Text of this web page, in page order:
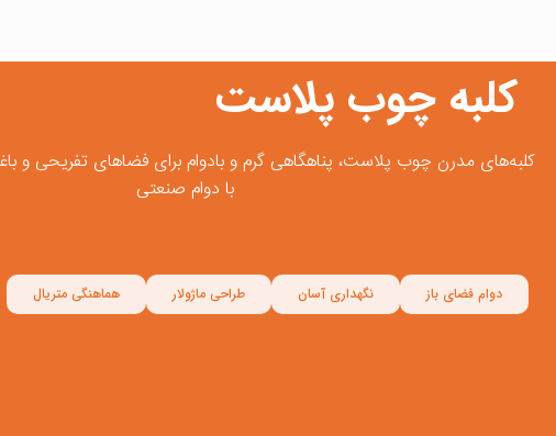
کلبه چوب ‌پلاست
کلبه‌های مدرن چوب پلاست، پناهگاهی گرم و بادوام برای فضاهای تفریحی و
با دوام صنعتی
دوام فضای باز نگهداری آسان طراحی ماژولار هماهنگی متریال